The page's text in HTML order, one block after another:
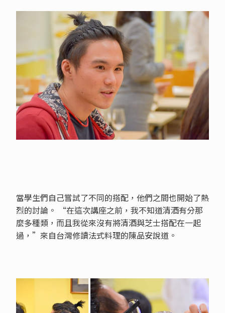
當學生們自己嘗試了不同的搭配，他們之間也開始了熱
烈的討論。 “在這次講座之前，我不知道清酒有分那
麼多種類，而且我從來沒有將清酒與芝士搭配在一起
過，”來自台灣修讀法式料理的陳品安說道。